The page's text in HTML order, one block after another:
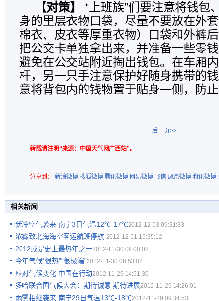
【对策】
“上班族”们要注意将钱包
身的里层衣物口袋，尽量不要放在外
棉衣、皮衣等厚重衣物）口袋和外裤
把公交卡单独拿出来，并准备一些零
避免在公交站附近掏出钱包。在车厢
杆，另一只手注意保护好随身携带的
意将背包内的钱物置于贴身一侧，防
后一页>>
转载请注明“来源：中国天气网广西站”。
分享到： 新浪微博 搜狐微博 腾讯微博 网易微博 飞信 凤凰微博 和讯微博
相关新闻
新冷空气袭来 南宁3日气温12℃-17℃2012-12-03 09:31:33
浓雾致北海海空客运航班停航 2012-12-01 15:35:12
2012或是史上最热年之一2012-11-30 09:00:08
今年气候“很热”“很极端”2012-11-30 08:53:02
应对气候变化 中国在行动2012-11-29 14:51:30
多哈联合国气候大会：期待诚意 期待进展2012-11-29 14:26:01
雨雾相继袭来 南宁29日气温13℃-18℃2012-11-29 09:34:53